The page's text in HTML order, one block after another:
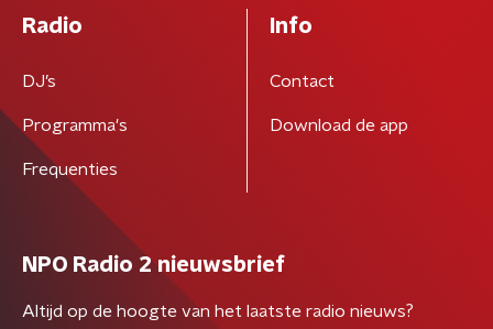
Radio
DJ’s
Programma's
Frequenties
Info
Contact
Download de app
NPO Radio 2 nieuwsbrief
Altijd op de hoogte van het laatste radio nieuws?